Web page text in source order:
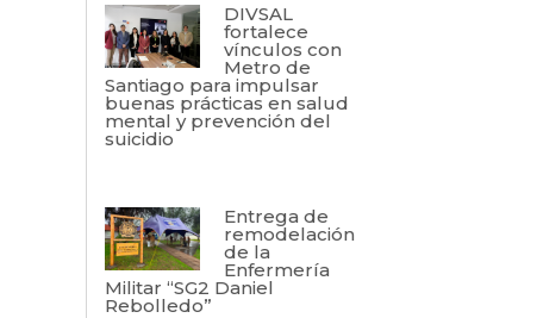
DIVSAL
fortalece
vínculos con
Metro de
Santiago para impulsar
buenas prácticas en salud
mental y prevención del
suicidio
Entrega de
remodelación
de la
Enfermería
Militar “SG2 Daniel
Rebolledo”